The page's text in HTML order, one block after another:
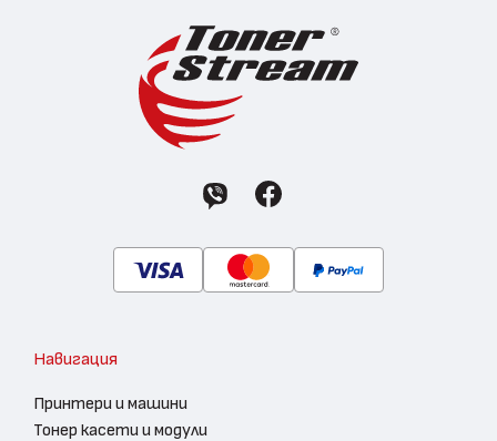
Навигация
Принтери и машини
Тонер касети и модули